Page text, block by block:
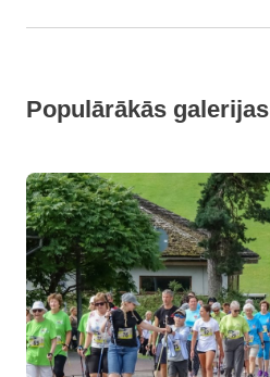
Populārākās galerijas